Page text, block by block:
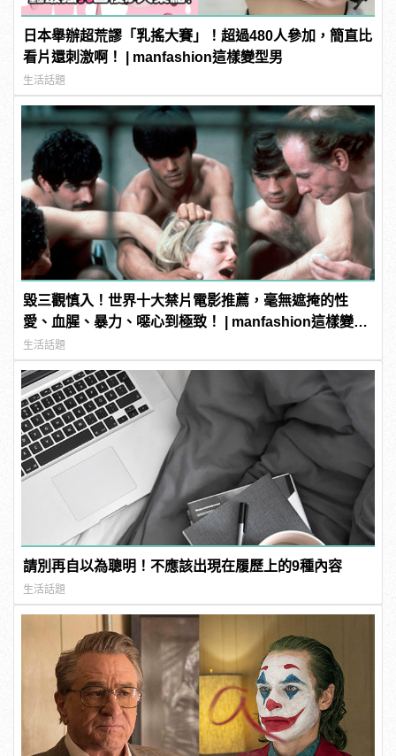
日本舉辦超荒謬「乳搖大賽」！超過480人參加，簡直比
看片還刺激啊！ | manfashion這樣變型男
生活話題
毀三觀慎入！世界十大禁片電影推薦，毫無遮掩的性
愛、血腥、暴力、噁心到極致！ | manfashion這樣變型
男
生活話題
請別再自以為聰明！不應該出現在履歷上的9種內容
生活話題